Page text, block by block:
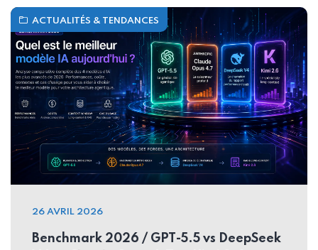
ACTUALITÉS & TENDANCES
26 AVRIL 2026
Benchmark 2026 / GPT-5.5 vs DeepSeek